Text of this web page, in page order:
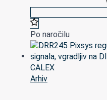
Po naročilu
Arhiv